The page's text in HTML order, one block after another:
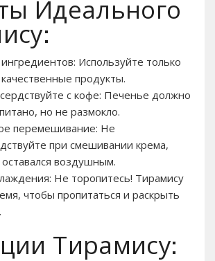
Идеального
Используйте только
продукты.
с кофе: Печенье должно
но не размокло.
перемешивание: Не
при смешивании крема,
воздушным.
Не торопитесь! Тирамису
чтобы пропитаться и раскрыть
Тирамису: